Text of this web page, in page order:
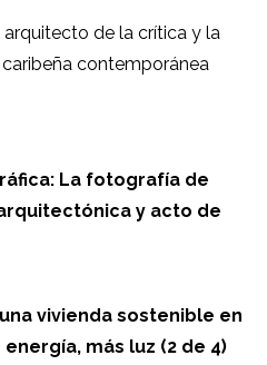
arquitecto de la crítica y la
contemporánea
La fotografía de
y acto de
vivienda sostenible en
más luz (2 de 4)